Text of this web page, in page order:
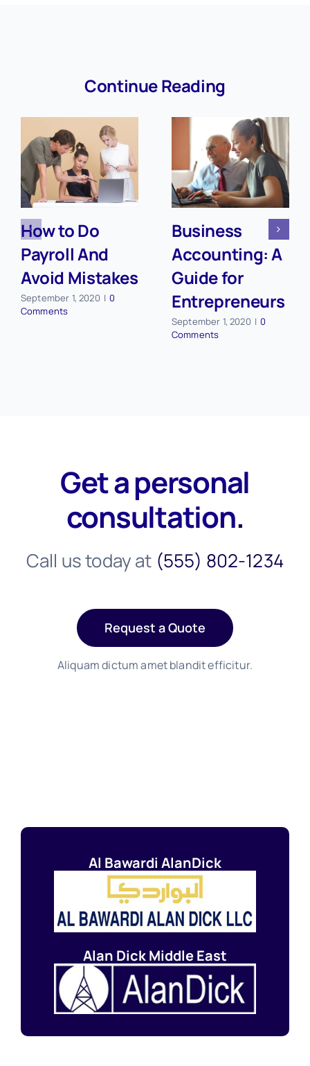
Continue Reading
How to Do
Payroll And
Avoid Mistakes
September 1, 2020 | 0
Comments
Business
Accounting: A
Guide for
Entrepreneurs
September 1, 2020 | 0
Comments
Get a personal
consultation.
Call us today at (555) 802-1234
Request a Quote
Aliquam dictum amet blandit efficitur.
Al Bawardi AlanDick
Alan Dick Middle East